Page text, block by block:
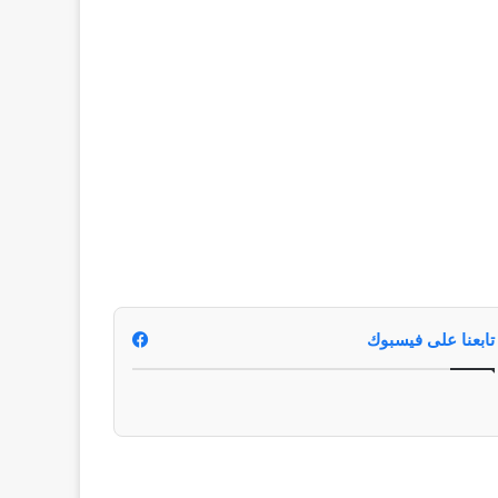
تابعنا على فيسبوك